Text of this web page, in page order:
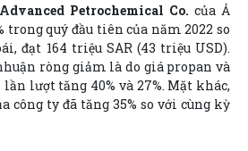
Advanced Petrochemical Co. của Ả
trong quý đầu tiên của năm 2022 so
đạt 164 triệu SAR (43 triệu USD).
ròng giảm là do giá propan và
lượt tăng 40% và 27%. Mặt khác,
công ty đã tăng 35% so với cùng kỳ